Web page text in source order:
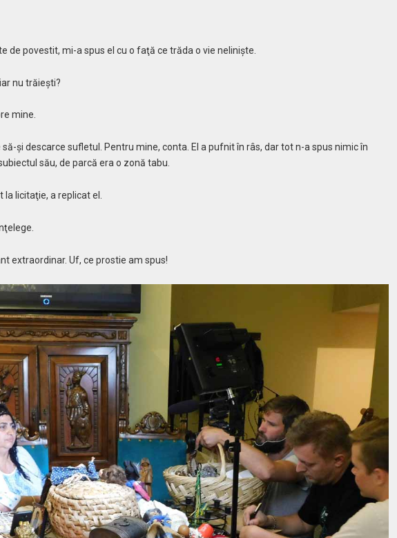
de povestit, mi-a spus el cu o faţă ce trăda o vie nelinişte.
nu trăieşti?
mine.
să-şi descarce sufletul. Pentru mine, conta. El a pufnit în râs, dar tot n-a spus nimic în
său, de parcă era o zonă tabu.
licitaţie, a replicat el.
extraordinar. Uf, ce prostie am spus!